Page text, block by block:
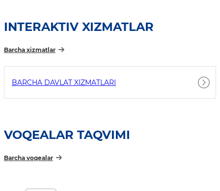
INTERAKTIV XIZMATLAR
Barcha xizmatlar
BARCHA DAVLAT XIZMATLARI
VOQEALAR TAQVIMI
Barcha voqealar